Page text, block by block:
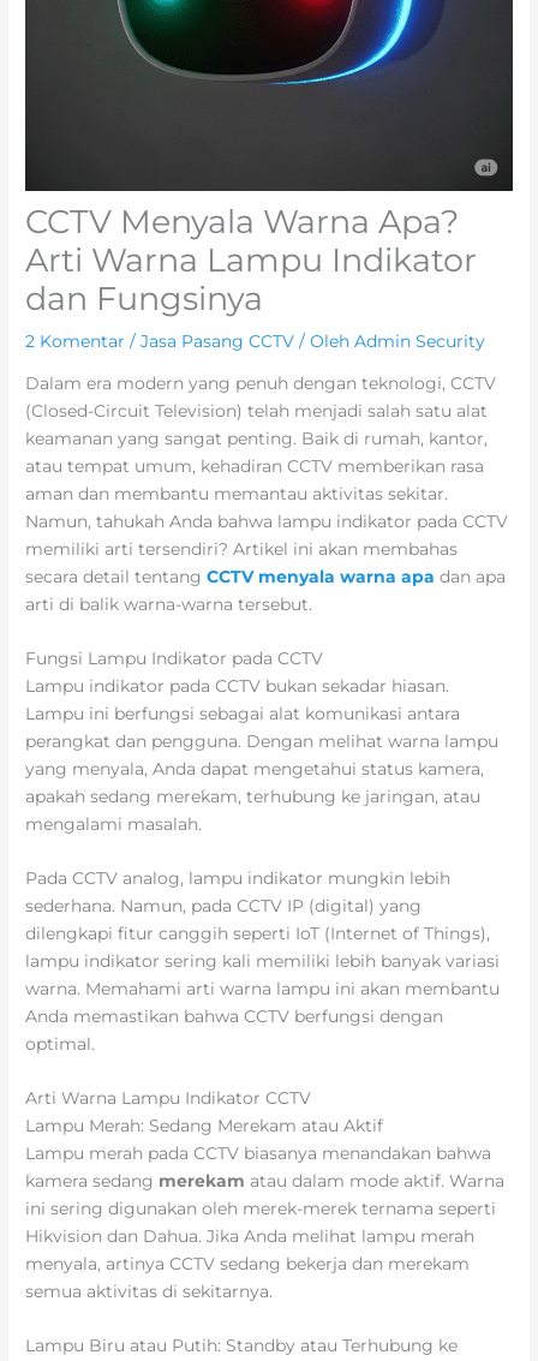
CCTV Menyala Warna Apa?
Arti Warna Lampu Indikator
dan Fungsinya
2 Komentar /Jasa Pasang CCTV / OlehAdmin Security
Dalam era modern yang penuh dengan teknologi, CCTV
(Closed-Circuit Television) telah menjadi salah satu alat
keamanan yang sangat penting. Baik di rumah, kantor,
atau tempat umum, kehadiran CCTV memberikan rasa
aman dan membantu memantau aktivitas sekitar.
Namun, tahukah Anda bahwa lampu indikator pada CCTV
memiliki arti tersendiri? Artikel ini akan membahas
secara detail tentangCCTV menyala warna apa dan apa
arti di balik warna-warna tersebut.
Fungsi Lampu Indikator pada CCTV
Lampu indikator pada CCTV bukan sekadar hiasan.
Lampu ini berfungsi sebagai alat komunikasi antara
perangkat dan pengguna. Dengan melihat warna lampu
yang menyala, Anda dapat mengetahui status kamera,
apakah sedang merekam, terhubung ke jaringan, atau
mengalami masalah.
Pada CCTV analog, lampu indikator mungkin lebih
sederhana. Namun, pada CCTV IP (digital) yang
dilengkapi fitur canggih seperti IoT (Internet of Things),
lampu indikator sering kali memiliki lebih banyak variasi
warna. Memahami arti warna lampu ini akan membantu
Anda memastikan bahwa CCTV berfungsi dengan
optimal.
Arti Warna Lampu Indikator CCTV
Lampu Merah: Sedang Merekam atau Aktif
Lampu merah pada CCTV biasanya menandakan bahwa
kamera sedang merekam atau dalam mode aktif. Warna
ini sering digunakan oleh merek-merek ternama seperti
Hikvision dan Dahua. Jika Anda melihat lampu merah
menyala, artinya CCTV sedang bekerja dan merekam
semua aktivitas di sekitarnya.
Lampu Biru atau Putih: Standby atau Terhubung ke